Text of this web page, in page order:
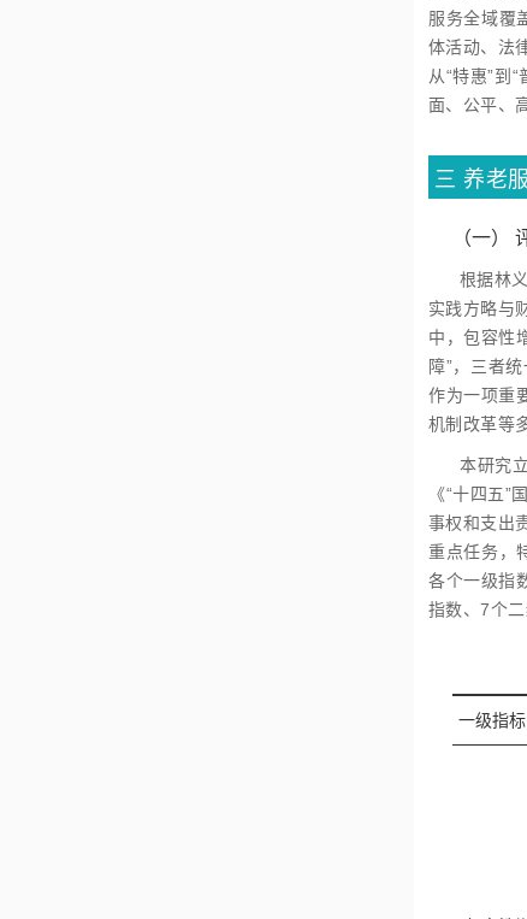
服务全域覆
体活动、法
从“特惠”到
面、公平、
三 养老
（一）
根据林
实践方略与
中，包容性
障”，三者
作为一项重
机制改革等
本研究
《“十四五
事权和支出
重点任务，
各个一级指
指数、7个
一级指标